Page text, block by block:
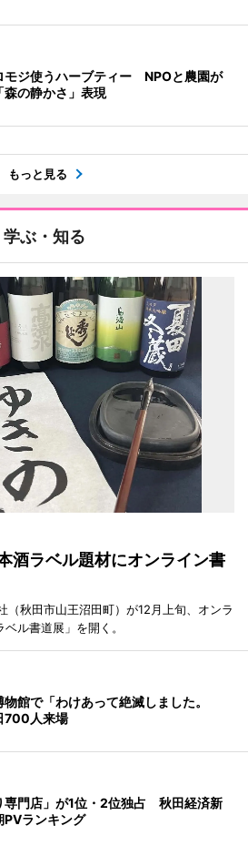
モジ使うハーブティー NPOと農園が
森の静かさ」表現
もっと見る
学ぶ・知る
酒ラベル題材にオンライン書
（秋田市山王沼田町）が12月上旬、オンラ
ル書道展」を開く。
館で「わけあって絶滅しました。
人来場
専門店」が1位・2位独占 秋田経済新
PVランキング